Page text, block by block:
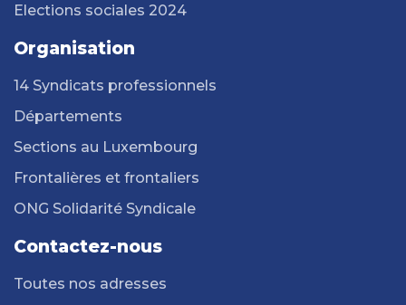
Elections sociales 2024
Organisation
14 Syndicats professionnels
Départements
Sections au Luxembourg
Frontalières et frontaliers
ONG Solidarité Syndicale
Contactez-nous
Toutes nos adresses